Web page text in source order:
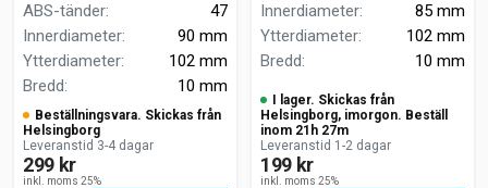
ABS-tänder:
47
Innerdiameter:
90 mm
Ytterdiameter:
102 mm
Bredd: 10 mm
Beställningsvara. Skickas från
Helsingborg
Leveranstid 3-4 dagar
299 kr
inkl. moms 25%
Innerdiameter:
85 mm
Ytterdiameter:
102 mm
Bredd: 10 mm
I lager. Skickas från
Helsingborg, imorgon. Beställ
inom 21h 27m
Leveranstid 1-2 dagar
199 kr
inkl. moms 25%